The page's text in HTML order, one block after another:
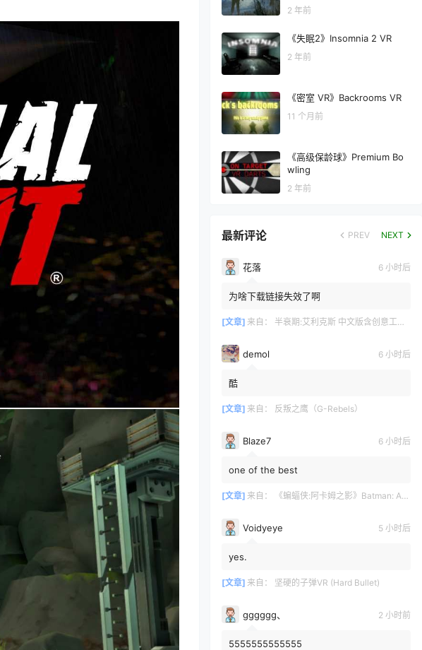
2 年前
《失眠2》Insomnia 2 VR
2 年前
《密室 VR》Backrooms VR
11 个月前
《高级保龄球》Premium Bo
wling
2 年前
最新评论 PREV NEXT
花落 6 小时后
为啥下载链接失效了啊
[文章] 来自： 半衰期:艾利克斯 中文版含创意工坊地图（Half-Life: Alyx）
demol 6 小时后
酷
[文章] 来自： 反叛之鹰（G-Rebels）
Blaze7 6 小时后
one of the best
[文章] 来自： 《蝙蝠侠:阿卡姆之影》Batman: Arkham Shadow
Voidyeye 5 小时后
yes.
[文章] 来自： 坚硬的子弹VR (Hard Bullet)
gggggg、 2 小时前
5555555555555